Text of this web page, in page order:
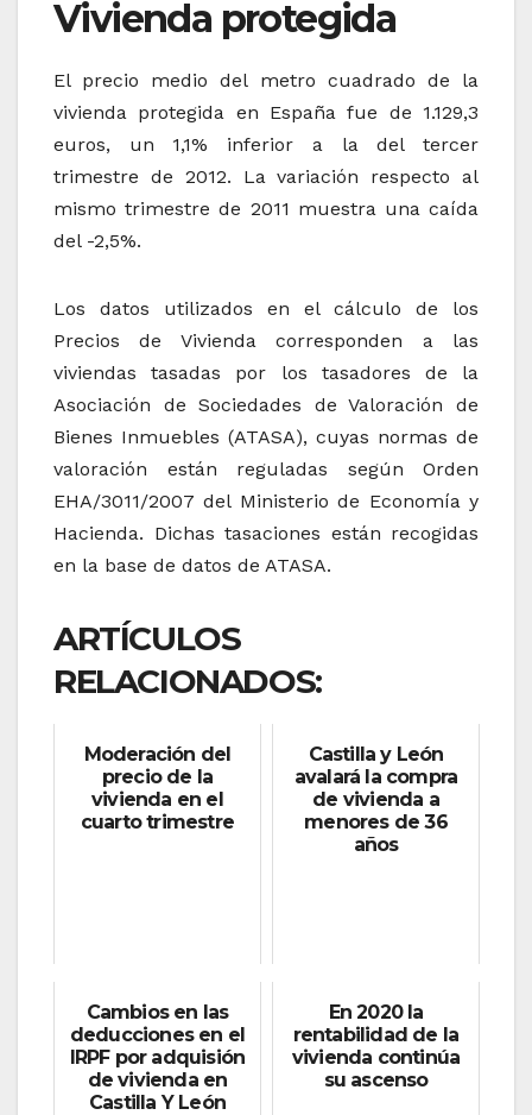
Vivienda protegida
El precio medio del metro cuadrado de la
vivienda protegida en España fue de 1.129,3
euros, un 1,1% inferior a la del tercer
trimestre de 2012. La variación respecto al
mismo trimestre de 2011 muestra una caída
del -2,5%.
Los datos utilizados en el cálculo de los
Precios de Vivienda corresponden a las
viviendas tasadas por los tasadores de la
Asociación de Sociedades de Valoración de
Bienes Inmuebles (ATASA), cuyas normas de
valoración están reguladas según Orden
EHA/3011/2007 del Ministerio de Economía y
Hacienda. Dichas tasaciones están recogidas
en la base de datos de ATASA.
ARTÍCULOS
RELACIONADOS:
Moderación del
precio de la
vivienda en el
cuarto trimestre
Castilla y León
avalará la compra
de vivienda a
menores de 36
años
Cambios en las
deducciones en el
IRPF por adquisión
de vivienda en
Castilla Y León
En 2020 la
rentabilidad de la
vivienda continúa
su ascenso